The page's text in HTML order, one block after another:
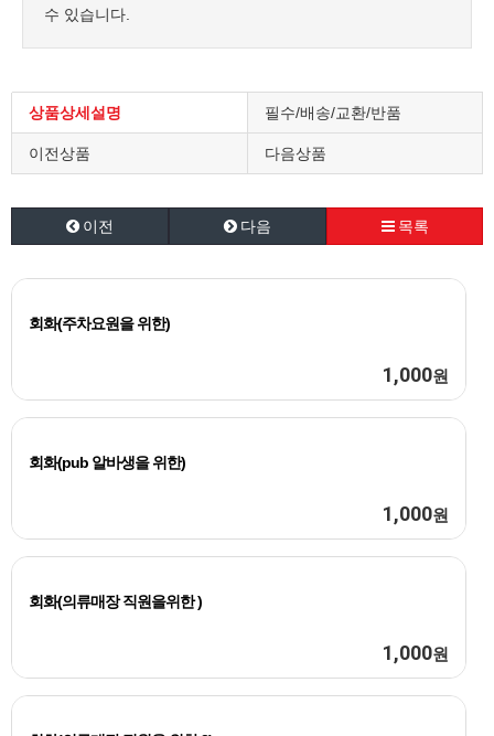
수 있습니다.
상품상세설명 필수/배송/교환/반품
이전상품 다음상품
이전 다음 목록
회화(주차요원을 위한)
1,000원
회화(pub 알바생을 위한)
1,000원
회화(의류매장 직원을위한 )
1,000원